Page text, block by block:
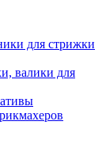
для стрижки
валики для